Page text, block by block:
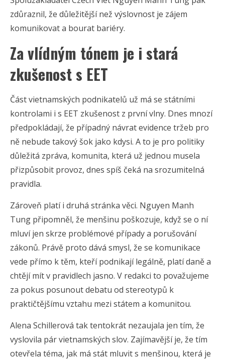
zdůraznil, že důležitější než výslovnost je zájem
komunikovat a bourat bariéry.
Za vlídným tónem je i stará
zkušenost s EET
Část vietnamských podnikatelů už má se státními
kontrolami i s EET zkušenost z první vlny. Dnes mnozí
předpokládají, že případný návrat evidence tržeb pro
ně nebude takový šok jako kdysi. A to je pro politiky
důležitá zpráva, komunita, která už jednou musela
přizpůsobit provoz, dnes spíš čeká na srozumitelná
pravidla.
Zároveň platí i druhá stránka věci. Nguyen Manh
Tung připomněl, že menšinu poškozuje, když se o ní
mluví jen skrze problémové případy a porušování
zákonů. Právě proto dává smysl, že se komunikace
vede přímo k těm, kteří podnikají legálně, platí daně a
chtějí mít v pravidlech jasno. V redakci to považujeme
za pokus posunout debatu od stereotypů k
praktičtějšímu vztahu mezi státem a komunitou.
Alena Schillerová tak tentokrát nezaujala jen tím, že
vyslovila pár vietnamských slov. Zajímavější je, že tím
otevřela téma, jak má stát mluvit s menšinou, která je